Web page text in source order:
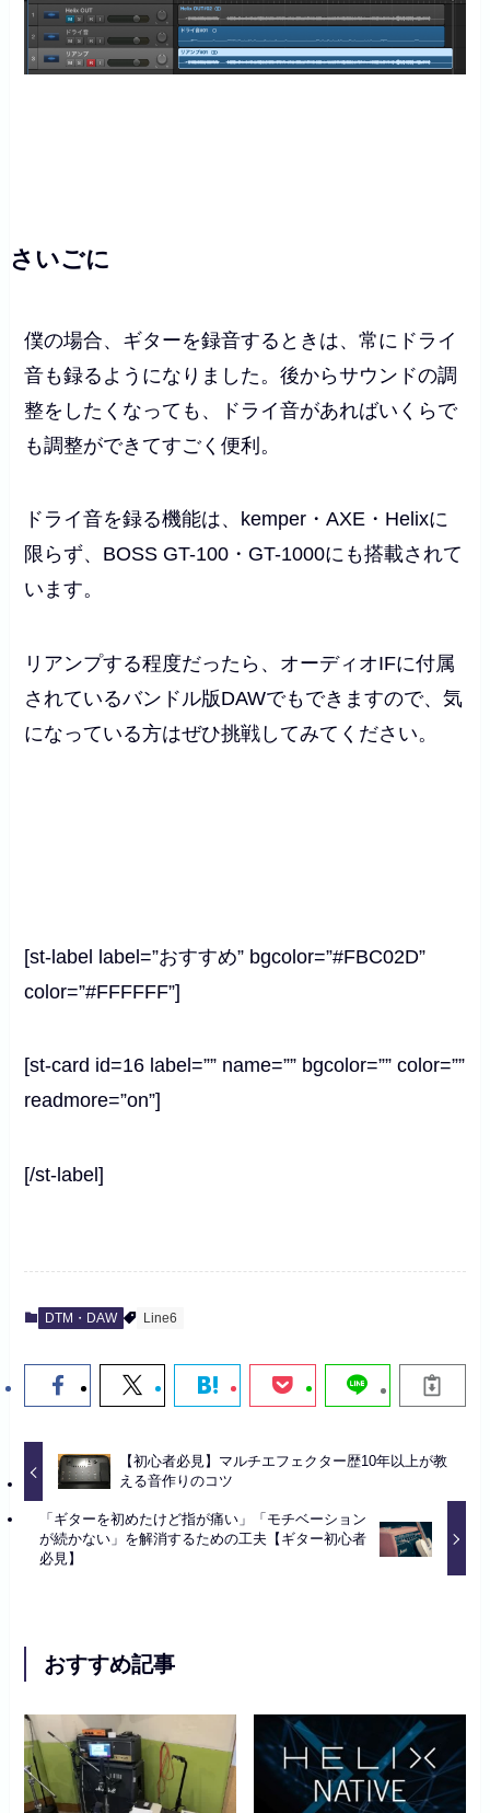
さいごに
僕の場合、ギターを録音するときは、常にドライ
音も録るようになりました。後からサウンドの調
整をしたくなっても、ドライ音があればいくらで
も調整ができてすごく便利。
ドライ音を録る機能は、kemper・AXE・Helixに
限らず、BOSS GT-100・GT-1000にも搭載されて
います。
リアンプする程度だったら、オーディオIFに付属
されているバンドル版DAWでもできますので、気
になっている方はぜひ挑戦してみてください。
[st-label label=”おすすめ” bgcolor=”#FBC02D”
color=”#FFFFFF”]
[st-card id=16 label=”” name=”” bgcolor=”” color=””
readmore=”on”]
[/st-label]
DTM・DAW Line6
【初心者必見】マルチエフェクター歴10年以上が教
える音作りのコツ
「ギターを初めたけど指が痛い」「モチベーション
が続かない」を解消するための工夫【ギター初心者
必見】
おすすめ記事